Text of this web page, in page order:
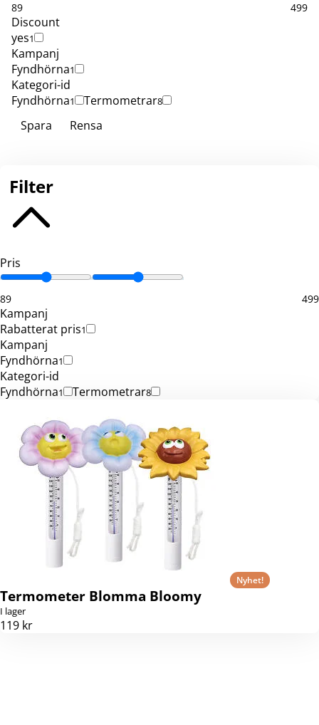
89 499
Discount
yes1
Kampanj
Fyndhörna1
Kategori-id
Fyndhörna1 Termometrar8
Spara Rensa
Filter
Pris
89 499
Kampanj
Rabatterat pris1
Kampanj
Fyndhörna1
Kategori-id
Fyndhörna1 Termometrar8
Nyhet!
Termometer Blomma Bloomy
I lager
119 kr